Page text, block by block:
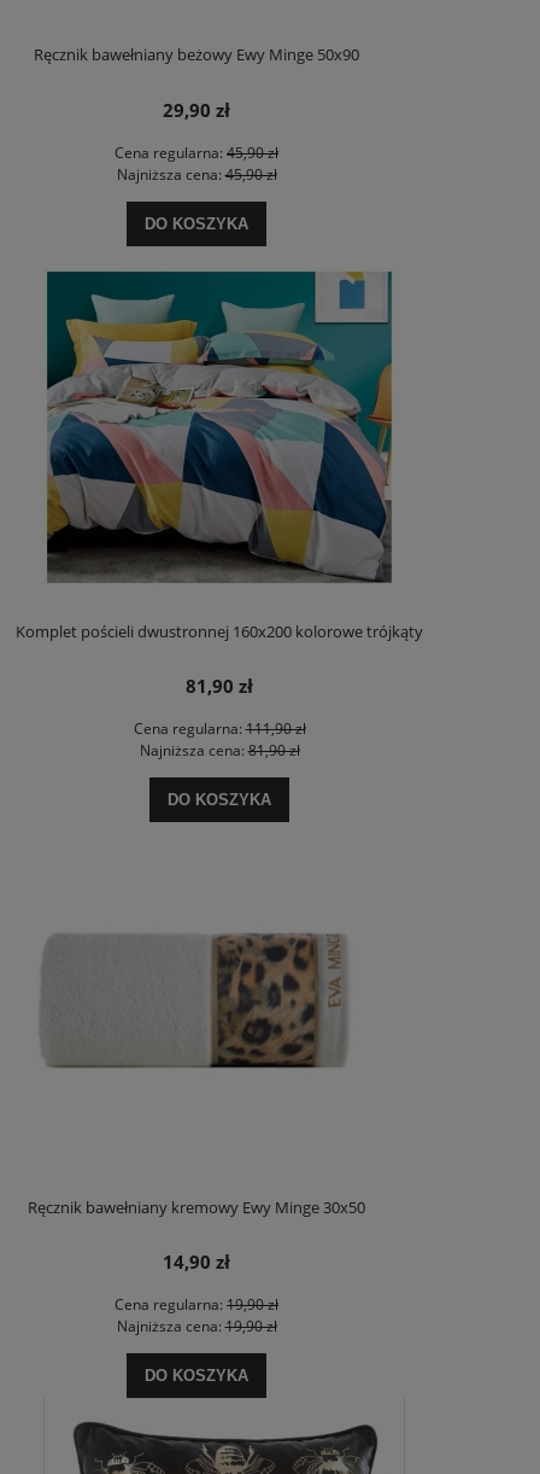
Ręcznik bawełniany beżowy Ewy Minge 50x90
29,90 zł
Cena regularna: 45,90 zł
Najniższa cena:45,90 zł
DO KOSZYKA
Komplet pościeli dwustronnej 160x200 kolorowe trójkąty
81,90 zł
Cena regularna:111,90 zł
Najniższa cena:81,90 zł
DO KOSZYKA
Ręcznik bawełniany kremowy Ewy Minge 30x50
14,90 zł
Cena regularna: 19,90 zł
Najniższa cena:19,90 zł
DO KOSZYKA